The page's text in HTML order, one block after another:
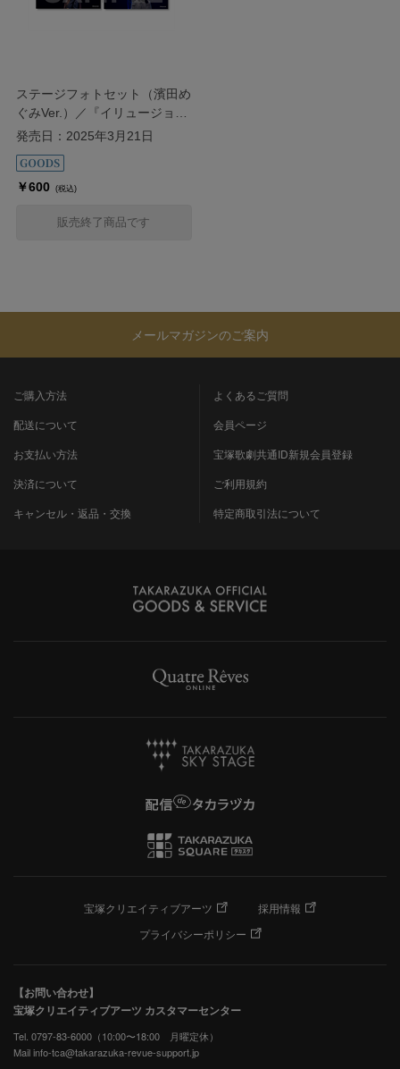
ステージフォトセット（濱田め
ぐみVer.）／『イリュージョニ
スト』
発売日：2025年3月21日
￥600 (税込)
販売終了商品です
メールマガジンのご案内
ご購入方法
配送について
お支払い方法
決済について
キャンセル・返品・交換
よくあるご質問
会員ページ
宝塚歌劇共通ID新規会員登録
ご利用規約
特定商取引法について
宝塚クリエイティブアーツ
採用情報
プライバシーポリシー
【お問い合わせ】
宝塚クリエイティブアーツ カスタマーセンター
Tel. 0797-83-6000（10:00〜18:00 月曜定休）
Mail info-tca@takarazuka-revue-support.jp